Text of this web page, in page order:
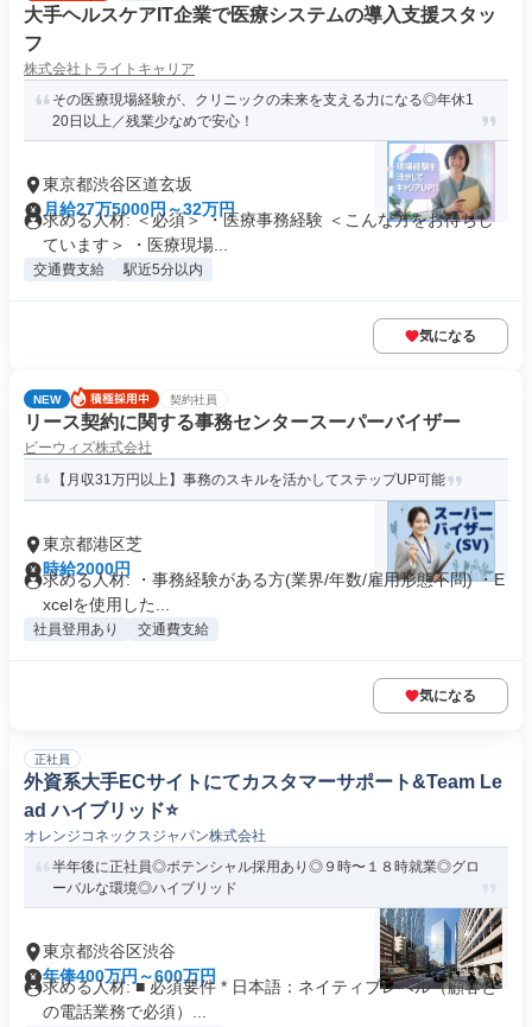
大手ヘルスケアIT企業で医療システムの導入支援スタッ
フ
株式会社トライトキャリア
その医療現場経験が、クリニックの未来を支える力になる◎年休1
20日以上／残業少なめで安心！
東京都渋谷区道玄坂
月給27万5000円～32万円
求める人材: ＜必須＞ ・医療事務経験 ＜こんな方をお待ちし
ています＞ ・医療現場...
交通費支給 駅近5分以内
気になる
NEW 契約社員
リース契約に関する事務センタースーパーバイザー
ビーウィズ株式会社
【月収31万円以上】事務のスキルを活かしてステップUP可能
東京都港区芝
時給2000円
求める人材: ・事務経験がある方(業界/年数/雇用形態不問) ・E
xcelを使用した...
社員登用あり 交通費支給
気になる
正社員
外資系大手ECサイトにてカスタマーサポート&Team Le
ad ハイブリッド⭐️
オレンジコネックスジャパン株式会社
半年後に正社員◎ポテンシャル採用あり◎９時〜１８時就業◎グロ
ーバルな環境◎ハイブリッド
東京都渋谷区渋谷
年俸400万円～600万円
求める人材: ■ 必須要件 * 日本語：ネイティブレベル（顧客と
の電話業務で必須）...